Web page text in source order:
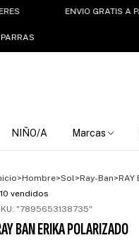
ENVIO GRATIS A
NIÑO/A Marcas
>Hombre>Sol>Ray-Ban>RAY
vendidos
"7895653138735"
BAN ERIKA POLARIZADO